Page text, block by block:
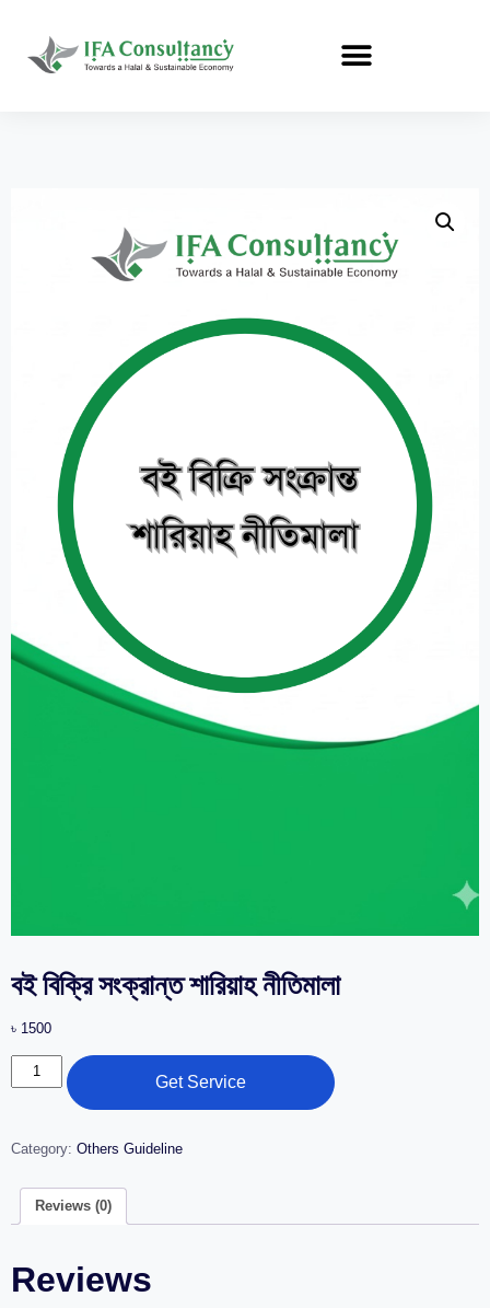
বই বিক্রি সংক্রান্ত শারিয়াহ নীতিমালা
৳ 1500
Get Service
Category: Others Guideline
Reviews (0)
Reviews